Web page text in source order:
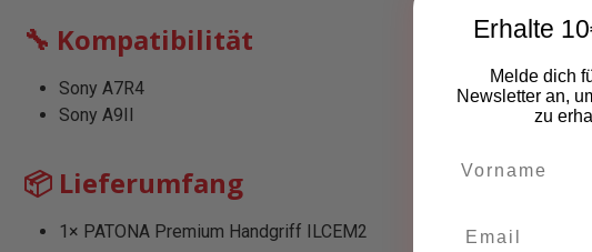
🔧 Kompatibilität
Sony A7R4
Sony A9II
📦 Lieferumfang
1× PATONA Premium Handgriff ILCEM2
Erhalte
Melde dich
Newsletter an,
zu